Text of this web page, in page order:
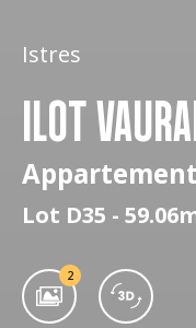
Istres
ILOT
Lot D35 -
2